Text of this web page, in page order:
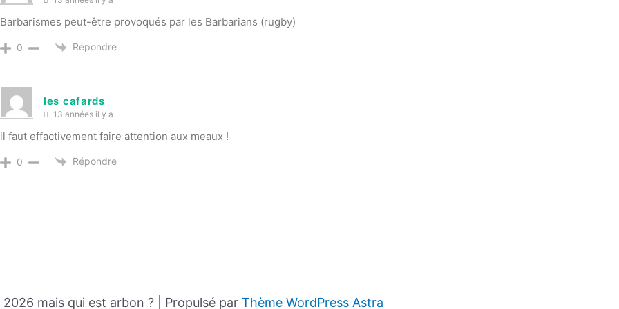
Barbarismes peut-être provoqués par les Barbarians (rugby)
0 Répondre
les cafards
13 années il y a
il faut effactivement faire attention aux meaux !
0 Répondre
mais qui est arbon ? | Propulsé par Thème WordPress Astra